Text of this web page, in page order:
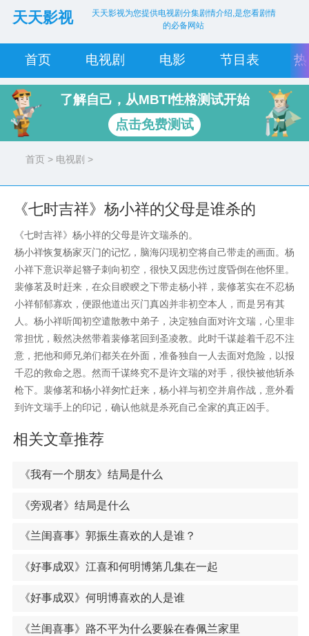
天天影视
天天影视为您提供电视剧分集剧情介绍,是您看剧情
的必备网站
首页 电视剧 电影 节目表
了解自己，从MBTI性格测试开始
点击免费测试
首页 > 电视剧 >
《七时吉祥》杨小祥的父母是谁杀的
《七时吉祥》杨小祥的父母是许文瑞杀的。
杨小祥恢复杨家灭门的记忆，脑海闪现初空将自己带走的画面。杨
小祥下意识举起簪子刺向初空，很快又因悲伤过度昏倒在他怀里。
裴修茗及时赶来，在众目睽睽之下带走杨小祥，裴修茗实在不忍杨
小祥郁郁寡欢，便跟他道出灭门真凶并非初空本人，而是另有其
人。杨小祥听闻初空遣散教中弟子，决定独自面对许文瑞，心里非
常担忧，毅然决然带着裴修茗回到圣凌教。此时千谋趁着千忍不注
意，把他和师兄弟们都关在外面，准备独自一人去面对危险，以报
千忍的救命之恩。然而千谋终究不是许文瑞的对手，很快被他斩杀
枪下。裴修茗和杨小祥匆忙赶来，杨小祥与初空并肩作战，意外看
到许文瑞手上的印记，确认他就是杀死自己全家的真正凶手。
相关文章推荐
《我有一个朋友》结局是什么
《旁观者》结局是什么
《兰闺喜事》郭振生喜欢的人是谁？
《好事成双》江喜和何明博第几集在一起
《好事成双》何明博喜欢的人是谁
《兰闺喜事》路不平为什么要躲在春佩兰家里